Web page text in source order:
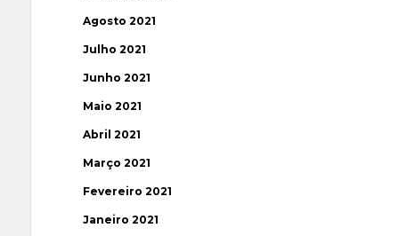
Agosto 2021
Julho 2021
Junho 2021
Maio 2021
Abril 2021
Março 2021
Fevereiro 2021
Janeiro 2021